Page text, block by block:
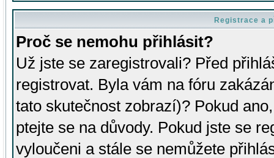
Registrace a
Proč se nemohu přihlásit?
Už jste se zaregistrovali? Před
registrovat. Byla vám na fóru
tato skutečnost zobrazí)? Pokud
ptejte se na důvody. Pokud jste se
vyloučeni a stále se nemůžete